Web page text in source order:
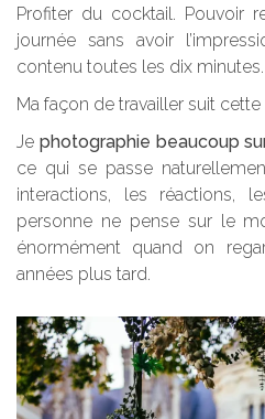
Profiter du cocktail. Pouvoir
journée sans avoir
contenu toutes les dix minutes.
Ma façon de travailler suit
Je photographie beaucoup
ce qui se passe
interactions, les réactions,
personne ne pense sur le
énormément quand on
années plus tard.